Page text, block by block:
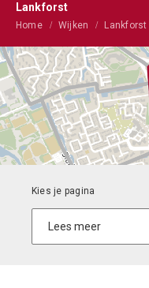
Lankforst
Home Wijken Lankforst